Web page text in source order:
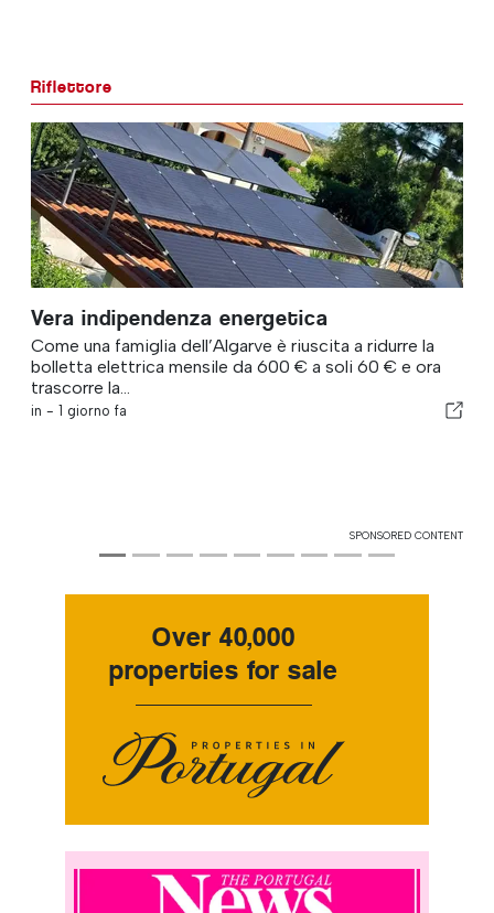
Riflettore
Vera indipendenza energetica
Come una famiglia dell’Algarve è riuscita a ridurre la
bolletta elettrica mensile da 600 € a soli 60 € e ora
trascorre la...
in - 1 giorno fa
SPONSORED CONTENT
Over 40,000
properties for sale